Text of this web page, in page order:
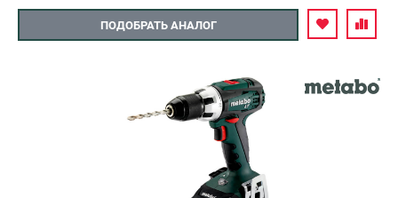
ПОДОБРАТЬ АНАЛОГ